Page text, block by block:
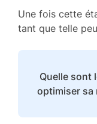
Une fois cette
tant que telle
Quelle sont
optimiser sa